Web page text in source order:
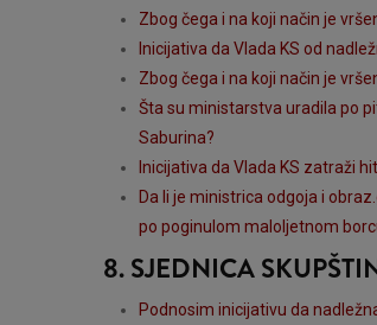
Zbog čega i na koji način je
Inicijativa da Vlada KS od
Zbog čega i na koji način je
Šta su ministarstva uradila po
Saburina?
Inicijativa da Vlada KS zatraži
Da li je ministrica odgoja i
po poginulom maloljetnom
8. SJEDNICA
Podnosim inicijativu da